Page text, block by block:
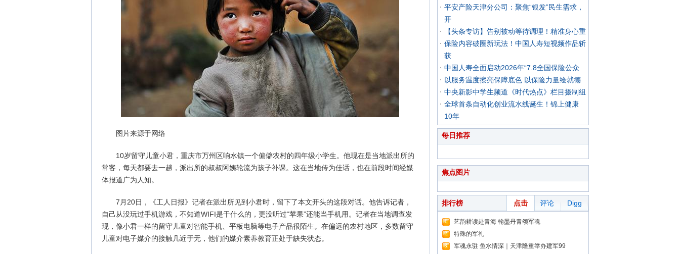
图片来源于网络
10岁留守儿童小君，重庆市万州区响水镇一个偏僻农村的四年级小学生。他现在是当地派出所的
常客，每天都要去一趟，派出所的叔叔阿姨轮流为孩子补课。这在当地传为佳话，也在前段时间经媒
体报道广为人知。
7月20日，《工人日报》记者在派出所见到小君时，留下了本文开头的这段对话。他告诉记者，
自己从没玩过手机游戏，不知道WIFI是干什么的，更没听过“苹果”还能当手机用。记者在当地调查发
现，像小君一样的留守儿童对智能手机、平板电脑等电子产品很陌生。在偏远的农村地区，多数留守
儿童对电子媒介的接触几近于无，他们的媒介素养教育正处于缺失状态。
平安产险天津分公司：聚焦“银发”民生需求，
开
【头条专访】告别被动等待调理！精准身心重
保险内容破圈新玩法！中国人寿短视频作品斩
获
中国人寿全面启动2026年“7.8全国保险公众
以服务温度擦亮保障底色 以保险力量绘就德
中央新影中学生频道《时代热点》栏目摄制组
全球首条自动化创业流水线诞生！锦上健康
10年
每日推荐
焦点图片
排行榜 点击 评论 Digg
1 艺韵耕读赴青海 翰墨丹青颂军魂
2 特殊的军礼
3 军魂永驻 鱼水情深｜天津隆重举办建军99